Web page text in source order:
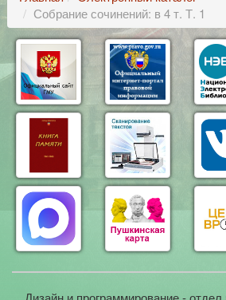
Собрание сочинений: в 4 т. Т. 1